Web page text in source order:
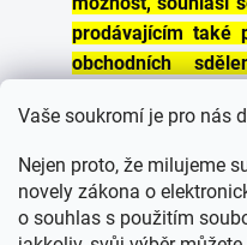
Vaše soukromí je pro nás
Nejen proto, že milujeme
novely zákona o
o souhlas s použitím
prodávajícím také
obchodních
tohoto článku není
sobě
Kupující bere na